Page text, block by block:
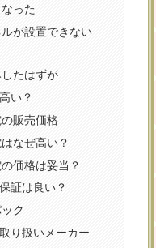
った
が設置できない
たはずが
い？
販売価格
なぜ高い？
価格は妥当？
証は良い？
ク
り扱いメーカー